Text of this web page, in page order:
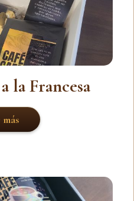
la Francesa